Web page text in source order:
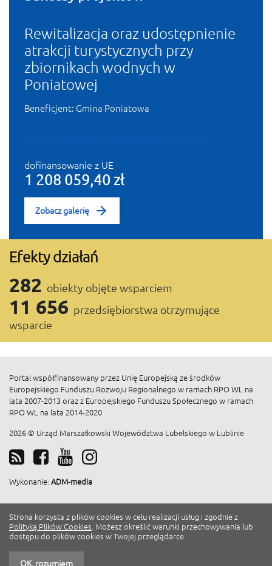
Rewitalizacja oraz udostępnienie
atrakcji turystycznych przy
zbiornikach wodnych w
Poniatowej
Beneficjent: Gmina Poniatowa
dofinansowanie z UE
1 208 059,40 zł
Zobacz galerię
Efekty działań
282 obiekty objęte wsparciem
11 656 przedsiębiorstwa otrzymujące
wsparcie
Portal współfinansowany przez Unię Europejską ze środków
Europejskiego Funduszu Rozwoju Regionalnego w ramach RPO WL na
lata 2007-2013 oraz z Europejskiego Funduszu Społecznego w ramach
RPO WL na lata 2014-2020
2026 © Urząd Marszałkowski Województwa Lubelskiego w Lublinie
Wykonanie: ADM-media
Strona korzysta z plików cookies w celu realizacji usług i zgodnie z
Polityką Plików Cookies . Możesz określić warunki przechowywania lub
dostępu do plików cookies w Twojej przeglądarce.
OK, rozumiem